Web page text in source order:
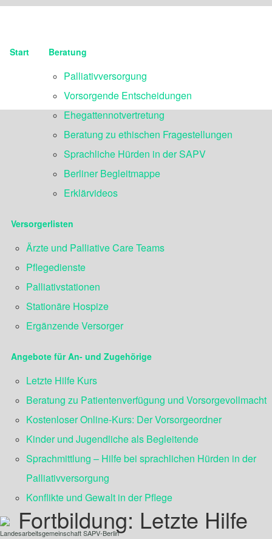
Start Beratung
Palliativversorgung
Vorsorgende Entscheidungen
Ehegattennotvertretung
Beratung zu ethischen Fragestellungen
Sprachliche Hürden in der SAPV
Berliner Begleitmappe
Erklärvideos
Versorgerlisten
Ärzte und Palliative Care Teams
Pflegedienste
Palliativstationen
Stationäre Hospize
Ergänzende Versorger
Angebote für An- und Zugehörige
Letzte Hilfe Kurs
Beratung zu Patientenverfügung und Vorsorgevollmacht
Kostenloser Online-Kurs: Der Vorsorgeordner
Kinder und Jugendliche als Begleitende
Sprachmittlung – Hilfe bei sprachlichen Hürden in der
Palliativversorgung
Konflikte und Gewalt in der Pflege
Landesarbeitsgemeinschaft SAPV-Berlin
Fortbildung: Letzte Hilfe